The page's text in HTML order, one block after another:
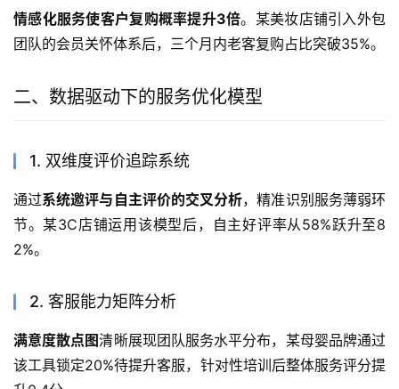
情感化服务使客户复购概率提升3倍。某美妆店铺引入外包
团队的会员关怀体系后，三个月内老客复购占比突破35%。
二、数据驱动下的服务优化模型
1. 双维度评价追踪系统
通过系统邀评与自主评价的交叉分析，精准识别服务薄弱环
节。某3C店铺运用该模型后，自主好评率从58%跃升至8
2%。
2. 客服能力矩阵分析
满意度散点图清晰展现团队服务水平分布，某母婴品牌通过
该工具锁定20%待提升客服，针对性培训后整体服务评分提